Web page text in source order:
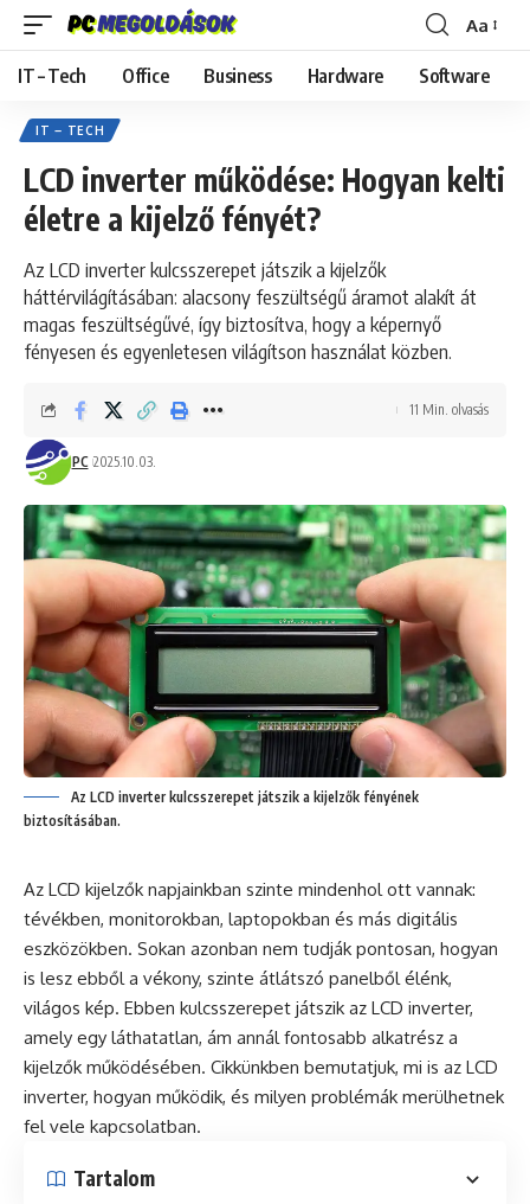
Font
Resizer
Aa
IT – Tech Office Business Hardware Software
IT – TECH
LCD inverter működése: Hogyan kelti
életre a kijelző fényét?
Az LCD inverter kulcsszerepet játszik a kijelzők
háttérvilágításában: alacsony feszültségű áramot alakít át
magas feszültségűvé, így biztosítva, hogy a képernyő
fényesen és egyenletesen világítson használat közben.
PC 2025.10.03.
11 Min. olvasás
Az LCD inverter kulcsszerepet játszik a kijelzők fényének
biztosításában.
Az LCD kijelzők napjainkban szinte mindenhol ott vannak:
tévékben, monitorokban, laptopokban és más digitális
eszközökben. Sokan azonban nem tudják pontosan, hogyan
is lesz ebből a vékony, szinte átlátszó panelből élénk,
világos kép. Ebben kulcsszerepet játszik az LCD inverter,
amely egy láthatatlan, ám annál fontosabb alkatrész a
kijelzők működésében. Cikkünkben bemutatjuk, mi is az LCD
inverter, hogyan működik, és milyen problémák merülhetnek
fel vele kapcsolatban.
Tartalom